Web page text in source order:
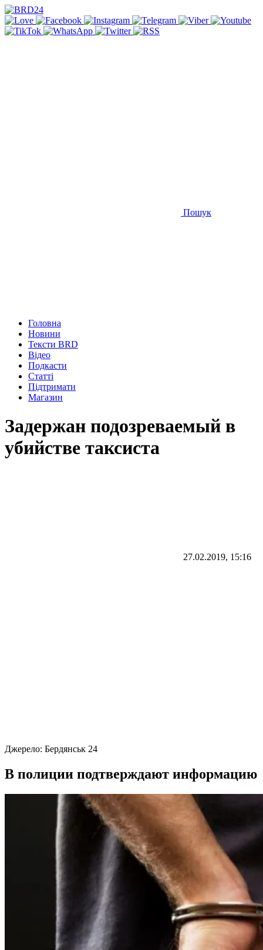
Пошук
Головна
Новини
Тексти BRD
Відео
Подкасти
Статті
Підтримати
Магазин
Задержан подозреваемый в
убийстве таксиста
27.02.2019, 15:16
Джерело: Бердянськ 24
В полиции подтверждают информацию